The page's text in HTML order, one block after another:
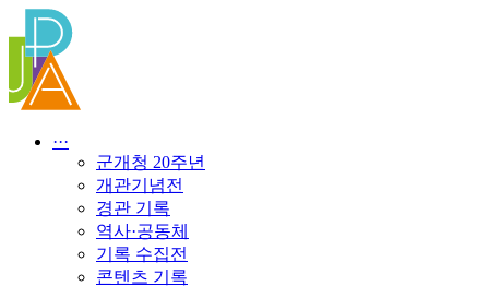
텐
로
건
···
군개청 20주년
개관기념전
경관 기록
역사·공동체
기록 수집전
콘텐츠 기록